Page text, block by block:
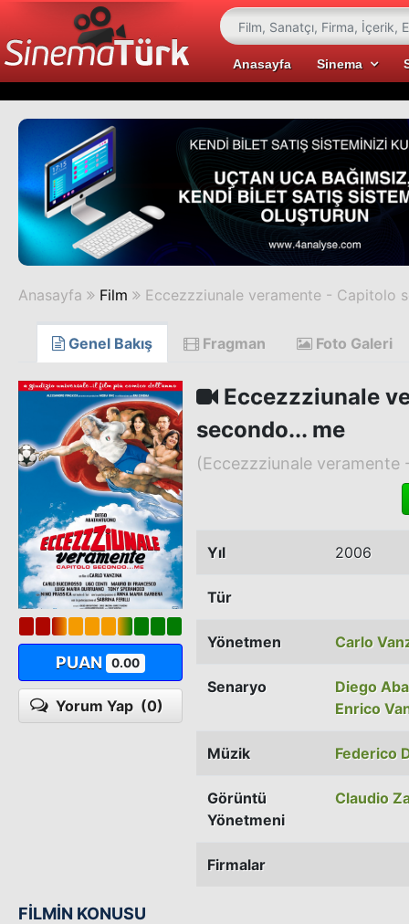
Anasayfa Sinema
Anasayfa Film Eccezzziunale veramente - Capitolo
Genel Bakış Fragman Foto Galeri
PUAN 0.00
Yorum Yap (0)
Eccezzziunale
secondo... me
(Eccezzziunale
Yıl 2006
Tür
Yönetmen Carlo
Senaryo
Diego
Enrico
Müzik Federico
Görüntü
Yönetmeni
Claudio
Firmalar
FİLMİN KONUSU